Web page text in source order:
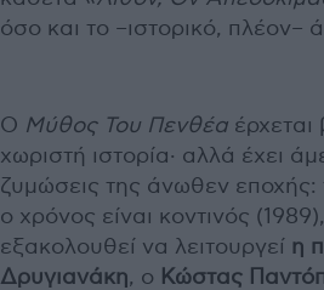
όσο και το –ιστορικό, πλέον–
Ο Μύθος Του Πενθέα έρχεται
χωριστή ιστορία· αλλά έχει
ζυμώσεις της άνωθεν
ο χρόνος είναι κοντινός
εξακολουθεί να λειτουργεί η
Δρυγιανάκη, ο Κώστας